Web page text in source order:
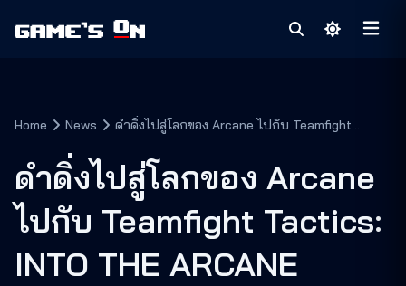
Home News
ดำดิ่งไปสู่โลกของ Arcane ไปกับ Teamfight
แล้วเจอกันวันที่ 20 พ.ย. นี้!
ดำดิ่งไปสู่โลกของ Arcane
ไปกับ Teamfight Tactics:
INTO THE ARCANE